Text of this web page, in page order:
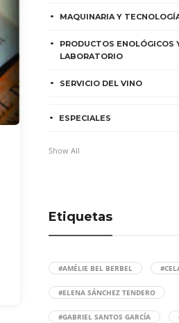
MAQUINARIA Y
PRODUCTOS ENOLÓGICOS
LABORATORIO
SERVICIO DEL VINO
ESPECIALES
Show All
Etiquetas
#AMÉLIE BEL BERBEL
#ELENA SÁNCHEZ TENDERO
#GABRIEL SANTOS GARCÍA